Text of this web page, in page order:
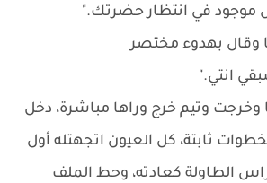
موجود في انتظار حضرتك."
وقال بهدوء مختصر
انتي."
وتيم خرج وراها مباشرة، دخل
ثابتة، كل العيون اتجهتله أول
الطاولة كعادته، وحط الملف